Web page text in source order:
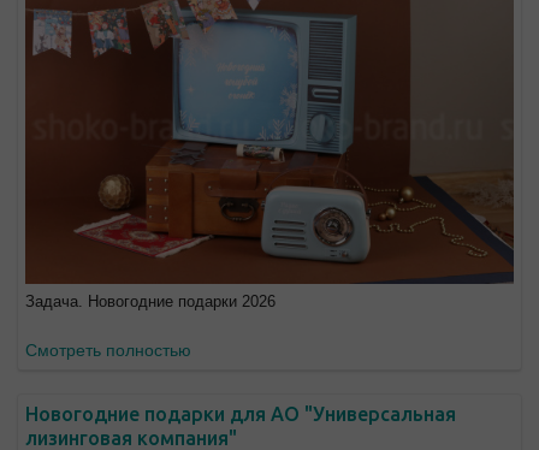
Задача. Новогодние подарки 2026
Смотреть полностью
Новогодние подарки для АО "Универсальная
лизинговая компания"